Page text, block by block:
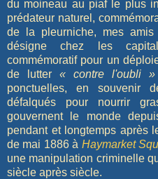
du moineau au piaf le plus
prédateur naturel,
de la pleurniche, mes
désigne chez les
commémoratif pour un
de lutter « contre l'oubli »
ponctuelles, en souvenir
défalqués pour nourrir
gouvernent le monde
pendant et longtemps après
de mai 1886 à Haymarket
une manipulation criminelle
siècle après siècle.